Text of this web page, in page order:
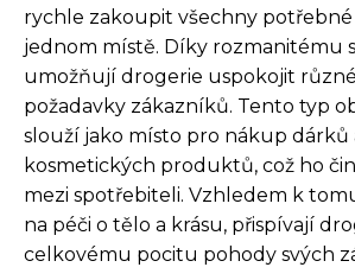
rychle zakoupit všechny
jednom místě. Díky rozmanitému
umožňují drogerie uspokojit
požadavky zákazníků. Tento typ
slouží jako místo pro nákup dárků
kosmetických produktů, což ho
mezi spotřebiteli. Vzhledem k
na péči o tělo a krásu, přispívají
celkovému pocitu pohody svých